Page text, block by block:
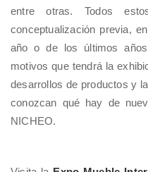
entre otras. Todos
conceptualización previa,
año o de los últimos
motivos que tendrá la
desarrollos de productos y
conozcan qué hay de
NICHEO.